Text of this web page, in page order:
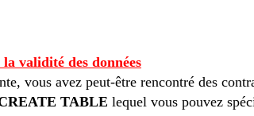
la validité des données
vous avez peut-être rencontré des
TABLE lequel vous pouvez